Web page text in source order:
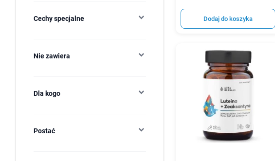
Cechy specjalne
Nie zawiera
Dla kogo
Postać
Dodaj do koszyka